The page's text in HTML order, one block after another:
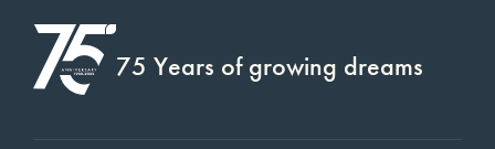
75 Years of growing dreams